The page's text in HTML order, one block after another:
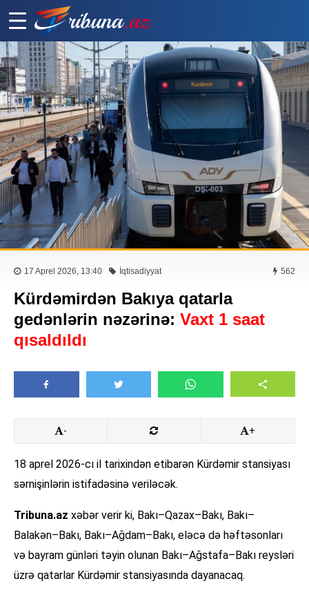
17 Aprel 2026, 13:40 İqtisadiyyat 562
Kürdəmirdən Bakıya qatarla
gedənlərin nəzərinə: Vaxt 1 saat
qısaldıldı
- +
18 aprel 2026-cı il tarixindən etibarən Kürdəmir stansiyası
sərnişinlərin istifadəsinə veriləcək.
Tribuna.az xəbər verir ki, Bakı–Qazax–Bakı, Bakı–
Balakən–Bakı, Bakı–Ağdam–Bakı, eləcə də həftəsonları
və bayram günləri təyin olunan Bakı–Ağstafa–Bakı reysləri
üzrə qatarlar Kürdəmir stansiyasında dayanacaq.